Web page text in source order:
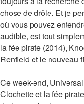
chose de drôle. Et je
où vous pouvez
audible, est tout
la fée pirate (2014),
Renfield et le nouveau
Ce week-end,
Clochette et la fée